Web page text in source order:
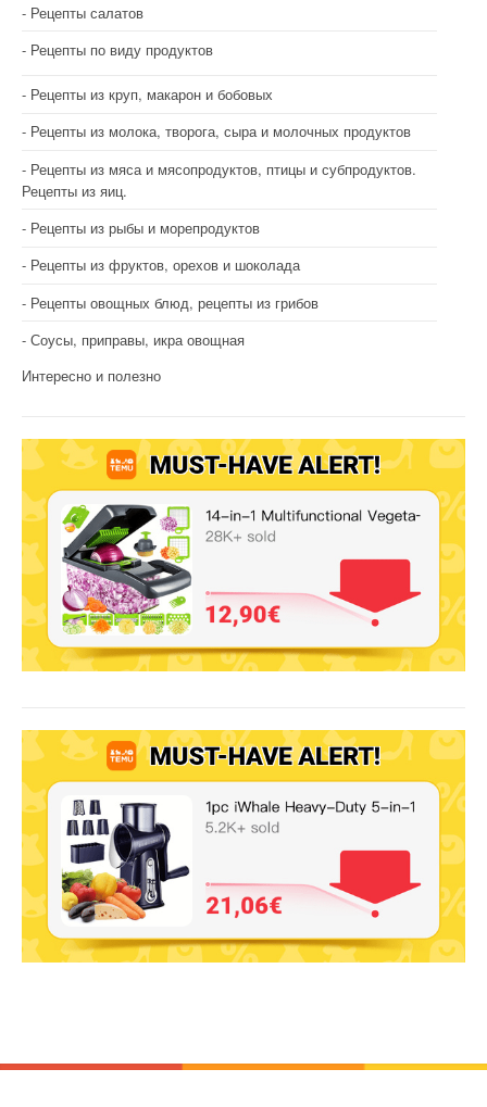
Рецепты салатов
Рецепты по виду продуктов
Рецепты из круп, макарон и бобовых
Рецепты из молока, творога, сыра и молочных продуктов
Рецепты из мяса и мясопродуктов, птицы и субпродуктов.
Рецепты из яиц.
Рецепты из рыбы и морепродуктов
Рецепты из фруктов, орехов и шоколада
Рецепты овощных блюд, рецепты из грибов
Соусы, приправы, икра овощная
Интересно и полезно